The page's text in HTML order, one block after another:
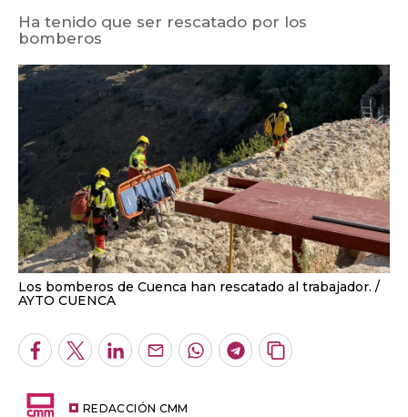
Ha tenido que ser rescatado por los
bomberos
Los bomberos de Cuenca han rescatado al trabajador.
AYTO CUENCA
Facebook
TwitterLinkedInEnviarWhatsapp
Telegram
Copiar
REDACCIÓN CMM